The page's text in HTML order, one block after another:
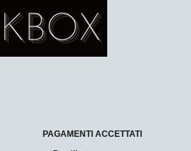
PAGAMENTI ACCETTATI